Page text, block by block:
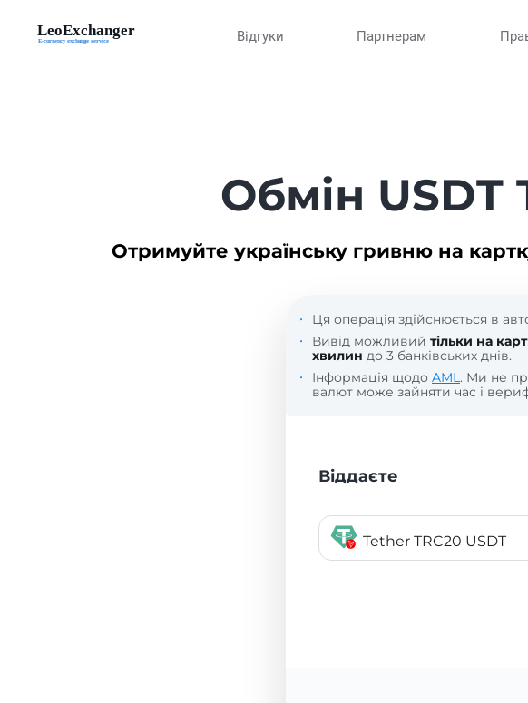
Відгуки Партнерам
Обмін USDT
Отримуйте українську гривню на
Ця операція здійснюється в
Вивід можливий тільки на
хвилин до 3 банківських днів.
Інформація щодо AML. Ми не
валют може зайняти час і
Віддаєте
Tether TRC20 USDT